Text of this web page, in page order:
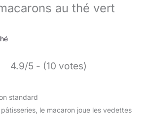
au thé vert
4.9/5 - (10 votes)
le macaron joue les vedettes